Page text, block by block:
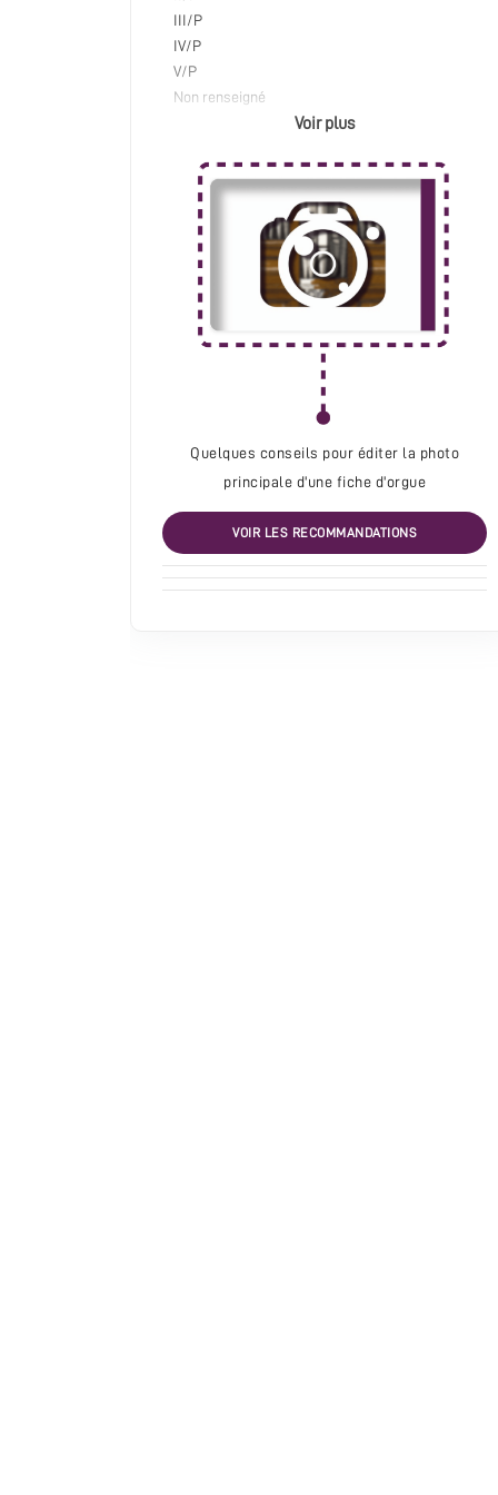
Merklin Joseph
Muhleisen Ernest
Renard Auguste
Renaud Jean
Richard Jean
Roethinger Ets
Salmon Jean-Baptiste (XIXème siècle)
Schwenkedel Kurt
Van Bever Frères
Van Bever Salomon
Van Caster Didier
III/P
IV/P
V/P
Non renseigné
Voir plus
Quelques conseils pour éditer la photo
principale d'une fiche d'orgue
VOIR LES RECOMMANDATIONS